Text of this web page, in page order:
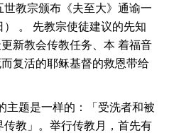
教宗颁布《夫至大》通谕一
） 。 先教宗使徒建议的先知
新教会传教任务、本 着福音
复活的耶稣基督的救恩带给
主题是一样的：「受洗者和被
教」。举行传教月，首先有